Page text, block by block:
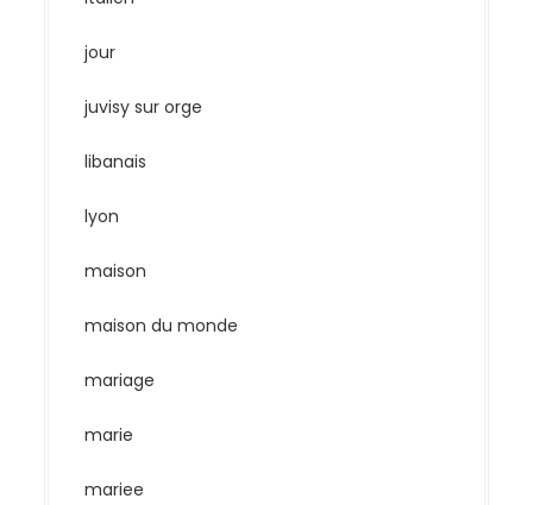
jour
juvisy sur orge
libanais
lyon
maison
maison du monde
mariage
marie
mariee